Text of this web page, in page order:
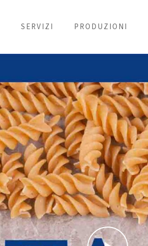
SERVIZI PRODUZIONI